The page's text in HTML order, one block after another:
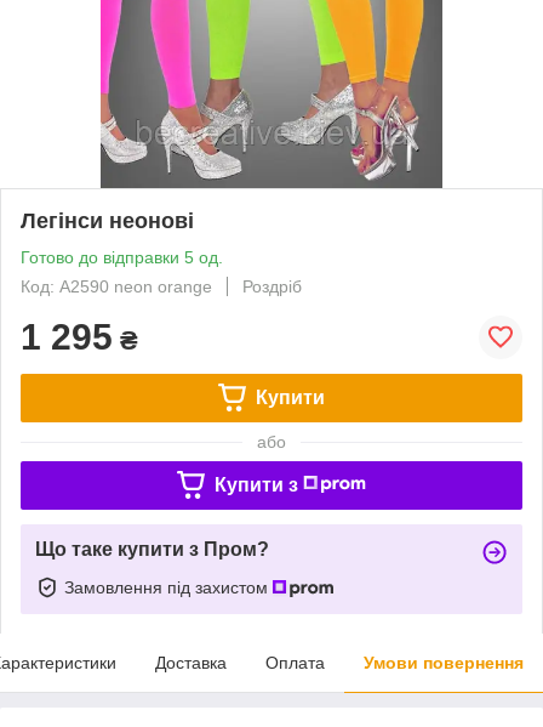
Легінси неонові
Готово до відправки 5 од.
Код: A2590 neon orange
Роздріб
1 295 ₴
Купити
або
Купити з
Що таке купити з Пром?
Замовлення під захистом
Доставка Оплата Умови повернення